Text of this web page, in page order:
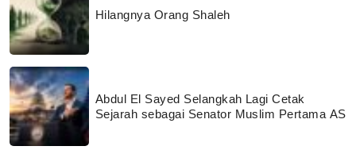
Hilangnya Orang Shaleh
Abdul El Sayed Selangkah Lagi Cetak
Sejarah sebagai Senator Muslim Pertama AS